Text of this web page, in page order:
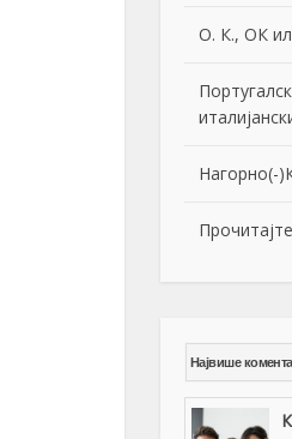
О. К., ОК
Нагорно(-
Највише